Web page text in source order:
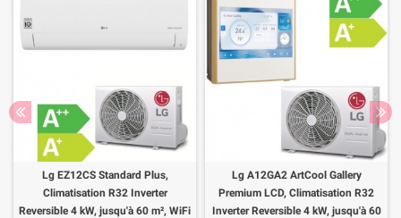
Lg EZ12CS Standard Plus,
Climatisation R32 Inverter
Reversible 4 kW, jusqu'à 60 m², WiFi
Lg A12GA2 ArtCool Gallery
Premium LCD, Climatisation R32
Inverter Reversible 4 kW, jusqu'à 60